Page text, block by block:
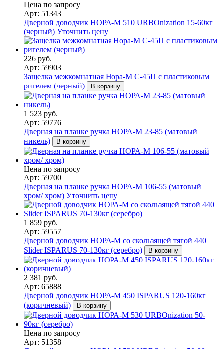
Цена по запросу
Арт: 51343
Дверной доводчик НОРА-M 510 URBOnization 15-60кг
(черный) Уточнить цену
226 руб.
Арт: 59903
Защелка межкомнатная Нора-М С-45П с пластиковым
ригелем (черный)
В корзину
1 523 руб.
Арт: 59776
Дверная на планке ручка НОРА-М 23-85 (матовый
никель)
В корзину
Цена по запросу
Арт: 59700
Дверная на планке ручка НОРА-М 106-55 (матовый
хром/ хром) Уточнить цену
1 859 руб.
Арт: 59557
Дверной доводчик НОРА-M со скользящей тягой 440
Slider ISPARUS 70-130кг (серебро)
В корзину
2 381 руб.
Арт: 65888
Дверной доводчик НОРА-M 450 ISPARUS 120-160кг
(коричневый)
В корзину
Цена по запросу
Арт: 51358